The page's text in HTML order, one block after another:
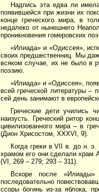
Надпись эта едва ли
появившейся при жизни их
конце греческого мира, в
недалеко от нынешнего
проникновения гомеровских
«Илиада» и «Одиссея»,
своих предшественниц. Мы
всяком случае, их не было в
поэзию.
«Илиада» и «Одиссея»,
всей греческой литературы –
сей день занимают в
Греческие дети учились
наизусть. Греческий ритор
цивилизованного мира – в
(Дион Хрисостом, ХХХVI, 9).
Когда греки в VII в. до н.
храмом его они сделали храм
(VI, 269 – 279; 293 – 311).
Вскоре после
последовательно
ссоры богинь из-за яблока,